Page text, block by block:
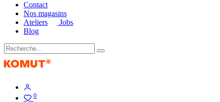
Contact
Nos magasins
Ateliers
Jobs
Blog
0